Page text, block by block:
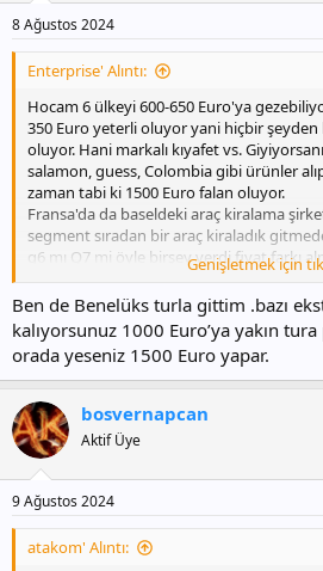
8 Ağustos 2024
Enterprise' Alıntı:
Hocam 6 ülkeyi 600-650 Euro'ya
350 Euro yeterli oluyor yani hiçbir şeyden
oluyor. Hani markalı kıyafet vs.
salamon, guess, Colombia gibi ürünler
zaman tabi ki 1500 Euro falan oluyor.
Fransa'da da baseldeki araç kiralama
segment sıradan bir araç kiraladık
q6 mı Q7 mi öyle birşey verdi fiyat farkı
şatoda konakladık orada da erken
yarın odanız yine boş dediler aynı fiyata
gittik biz yakıtı şunu bunu paylaşınca o
Ha bir de yurt dışında ürünlerde müthiş
dedi çantaya 10 euro olsun dedik 1-2
aldık. Senegallilere denk gelirseniz
yürüdükçe fiyat herşeyde düşüyor? aynı
oluyor 3 Euro'ya da.
Genişletmek için
Ben de Benelüks turla gittim .bazı
kalıyorsunuz 1000 Euro’ya yakın
orada yeseniz 1500 Euro yapar.
bosvernapcan
Aktif Üye
9 Ağustos 2024
atakom' Alıntı: